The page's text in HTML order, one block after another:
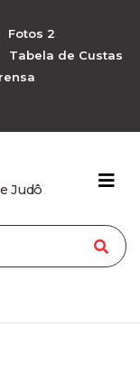
Fotos 2
Tabela de Custas
Judô